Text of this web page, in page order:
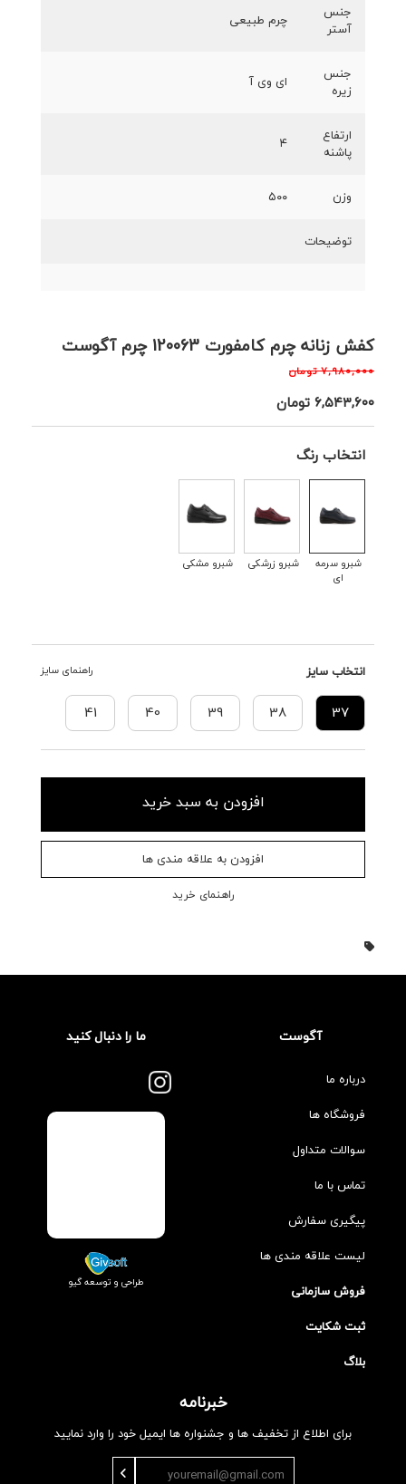
کفش زنانه چرم کامفورت 120063 چرم آگوست
۷,۹۸۰,۰۰۰ تومان
۶,۵۴۳,۶۰۰تومان
انتخاب رنگ
شبرو سرمه
ای
شبرو زرشکی شبرو مشکی
انتخاب سایز راهنمای سایز
37
38
39
40
41
افزودن به سبد خرید
افزودن به علاقه مندی ها
راهنمای خرید
جنس
آستر
چرم طبیعی
جنس
زیره
ای وی آ
ارتفاع
پاشنه
۴
وزن ۵۰۰
توضیحات
آگوست
درباره ما
فروشگاه ها
سوالات متداول
تماس با ما
پیگیری سفارش
لیست علاقه مندی ها
فروش سازمانی
ثبت شکایت
بلاگ
ما را دنبال کنید
طراحی و توسعه گیو
خبرنامه
برای اطلاع از تخفیف ها و جشنواره ها ایمیل خود را وارد نمایید